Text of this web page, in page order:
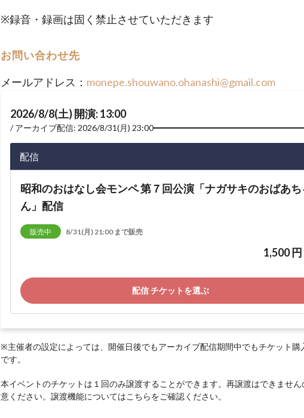
※録音・録画は固く禁止させていただきます
お問い合わせ先
メールアドレス： monepe.shouwano.ohanashi@gmail.com
2026/8/8(土) 開演: 13:00
アーカイブ配信: 2026/8/31(月) 23:00
配信
昭和のおはなし会モンペ 第７回公演「ナガサキのおばあち
ん」配信
販売中 8/31(月) 21:00 まで販売
1,500 円
配信 チケットを選ぶ
※主催者の設定によっては、開催日後でもアーカイブ配信期間中でもチケット購
です。
本イベントのチケットは１回のみ譲渡することができます。再譲渡はできません
意ください。譲渡機能についてはこちらをご確認ください。